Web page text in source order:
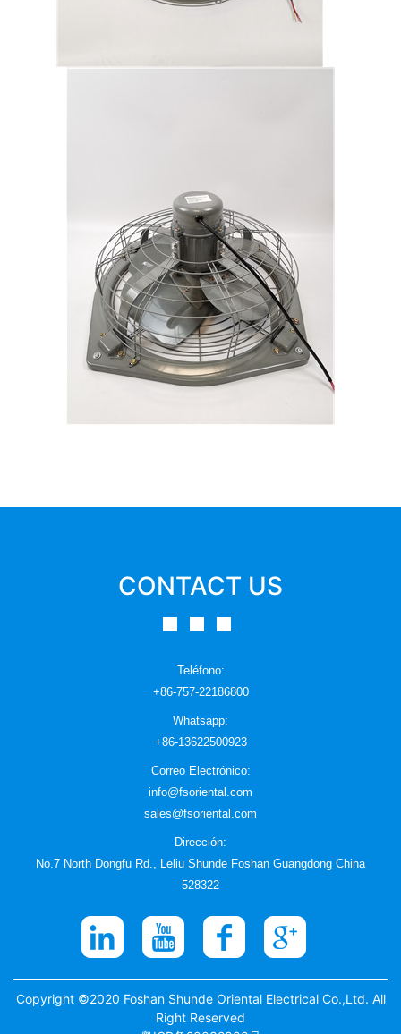
CONTACT US
Teléfono:
+86-757-22186800
Whatsapp:
+86-13622500923
Correo Electrónico:
info@fsoriental.com
sales@fsoriental.com
Dirección:
No.7 North Dongfu Rd., Leliu Shunde Foshan Guangdong China
528322
Copyright ©2020 Foshan Shunde Oriental Electrical Co.,Ltd. All
Right Reserved